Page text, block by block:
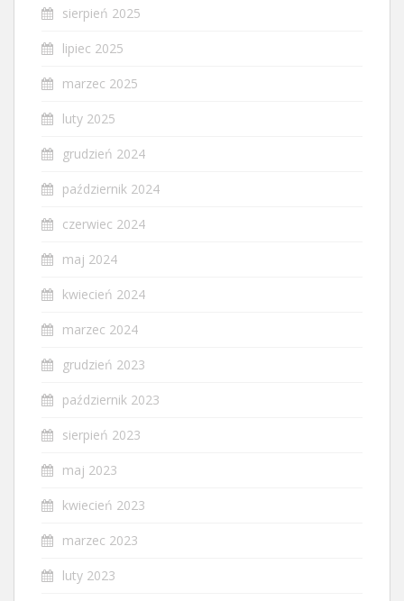
sierpień 2025
lipiec 2025
marzec 2025
luty 2025
grudzień 2024
październik 2024
czerwiec 2024
maj 2024
kwiecień 2024
marzec 2024
grudzień 2023
październik 2023
sierpień 2023
maj 2023
kwiecień 2023
marzec 2023
luty 2023